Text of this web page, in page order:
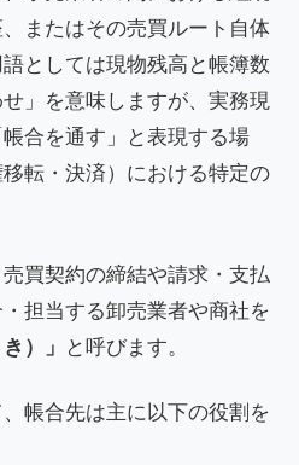
またはその売買ルート自体
としては現物残高と帳簿数
」を意味しますが、実務現
合を通す」と表現する場
転・決済）における特定の
買契約の締結や請求・支払
担当する卸売業者や商社を
）」
と呼びます。
帳合先は主に以下の役割を